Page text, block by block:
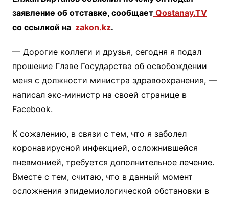
заявление об отставке, сообщаетQostanay.TV
со ссылкой на zakon.kz.
— Дорогие коллеги и друзья, сегодня я подал
прошение Главе Государства об освобождении
меня с должности министра здравоохранения, —
написал экс-министр на своей странице в
Facebook.
К сожалению, в связи с тем, что я заболел
коронавирусной инфекцией, осложнившейся
пневмонией, требуется дополнительное лечение.
Вместе с тем, считаю, что в данный момент
осложнения эпидемиологической обстановки в